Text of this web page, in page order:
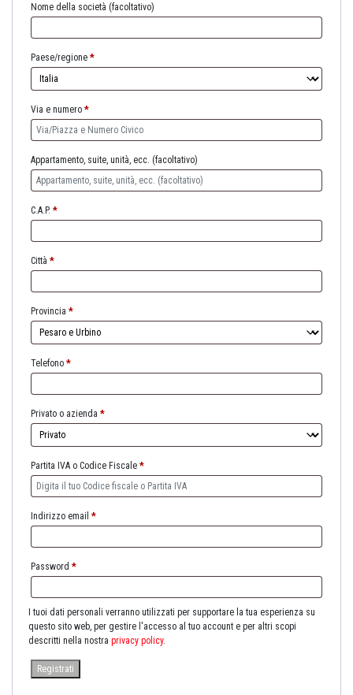
Nome della società (facoltativo)
Paese/regione *
Via e numero *
Appartamento, suite, unità, ecc. (facoltativo)
C.A.P. *
Città *
Provincia *
Telefono *
Privato o azienda *
Partita IVA o Codice Fiscale *
Indirizzo email *
Password *
I tuoi dati personali verranno utilizzati per supportare la tua esperienza su
questo sito web, per gestire l'accesso al tuo account e per altri scopi
descritti nella nostra privacy policy.
Registrati